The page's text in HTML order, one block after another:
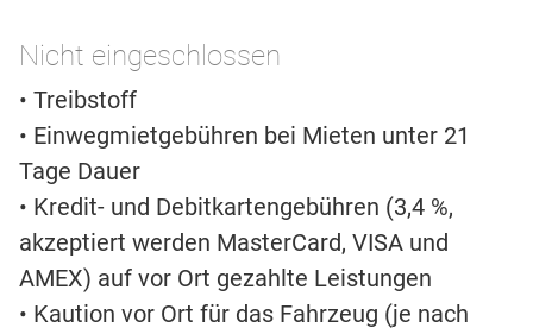
Nicht eingeschlossen
• Treibstoff
• Einwegmietgebühren bei Mieten unter 21
Tage Dauer
• Kredit- und Debitkartengebühren (3,4 %,
akzeptiert werden MasterCard, VISA und
AMEX) auf vor Ort gezahlte Leistungen
• Kaution vor Ort für das Fahrzeug (je nach